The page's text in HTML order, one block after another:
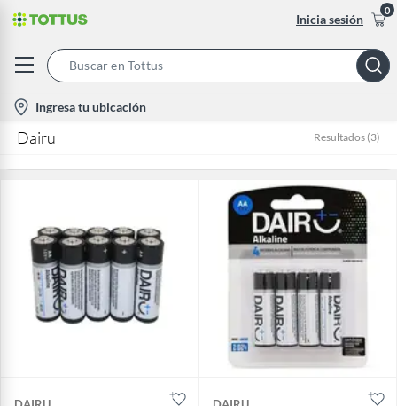
Inicia sesión
0
Bar
location-
icon
Ingresa tu ubicación
Dairu Resultados (3)